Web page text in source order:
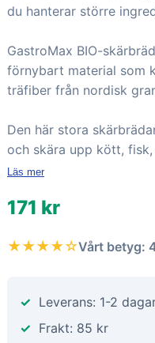
du hanterar större
GastroMax BIO-
förnybart material som
träfiber från nordisk
Den här stora
och skära upp kött,
Läs mer
171 kr
★★★★☆Vårt betyg:
Leverans: 1-2
Frakt: 85 kr